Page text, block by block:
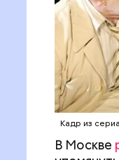
Кадр из
В Москве